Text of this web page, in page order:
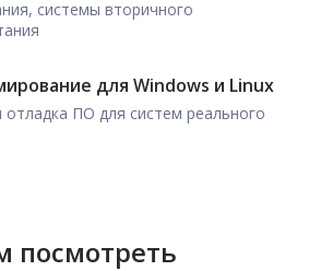
системы вторичного
для Windows и Linux
отладка ПО для систем реального
посмотреть